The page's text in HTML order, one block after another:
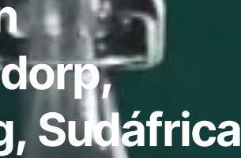
Sudáfrica